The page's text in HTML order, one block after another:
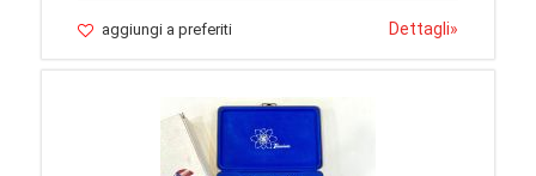
aggiungi a preferiti Dettagli»